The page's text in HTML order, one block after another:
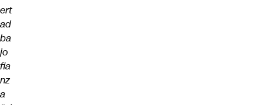
ert
ad
ba
jo
fia
nz
a